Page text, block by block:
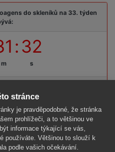
do skleníků na 33. týden
m
:32
s
stránce
je pravděpodobné, že stránka
prohlížeči, a to většinou ve
informace týkající se vás,
používáte. Většinou to slouží k
podle vašich očekávání.